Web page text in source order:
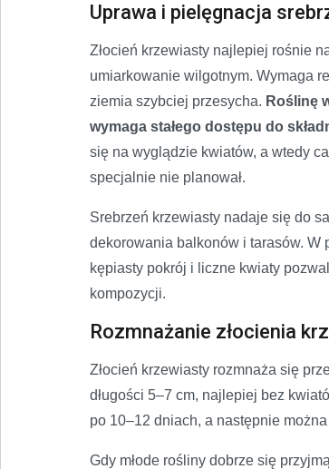
Uprawa i pielęgnacja
Złocień krzewiasty najlepiej rośnie
umiarkowanie wilgotnym. Wymaga
ziemia szybciej przesycha. Roślinę
wymaga stałego dostępu do
się na wyglądzie kwiatów, a wtedy
specjalnie nie planował.
Srebrzeń krzewiasty nadaje się do
dekorowania balkonów i tarasów.
kępiasty pokrój i liczne kwiaty
kompozycji.
Rozmnażanie złocienia
Złocień krzewiasty rozmnaża się
długości 5–7 cm, najlepiej bez
po 10–12 dniach, a następnie
Gdy młode rośliny dobrze się